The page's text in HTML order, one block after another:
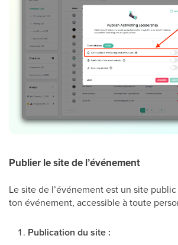
Publier le site de l’événement
Le site de l’événement est un site
ton événement, accessible à toute
Publication du site :